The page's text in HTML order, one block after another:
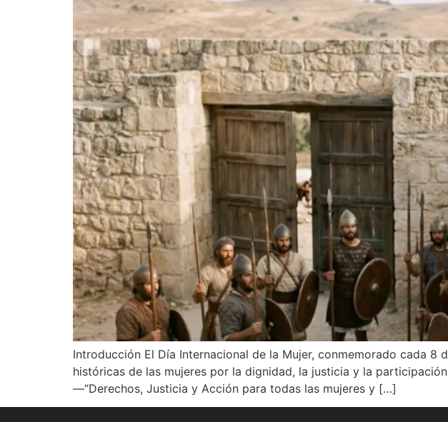
Introducción El Día Internacional de la Mujer, conmemorado cada
históricas de las mujeres por la dignidad, la justicia y la
—“Derechos, Justicia y Acción para todas las mujeres y […]